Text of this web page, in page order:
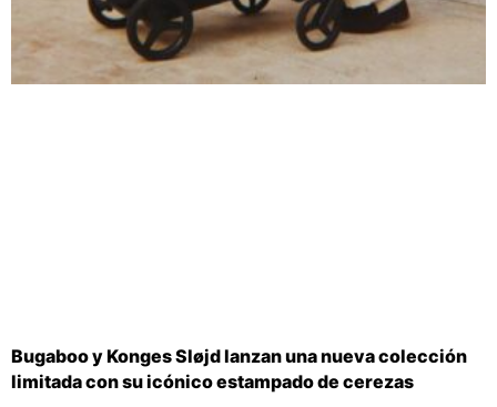
Bugaboo y Konges Sløjd lanzan una nueva colección
limitada con su icónico estampado de cerezas